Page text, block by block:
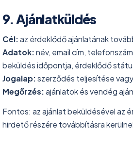
9. Ajánlatküldés
Cél:az érdeklődő ajánlatának
Adatok:név, email cím,
beküldés időpontja, érdeklődő
Jogalap:szerződés teljesítése
Megőrzés:ajánlatok és vendég
Fontos: az ajánlat beküldésével az
hirdető részére továbbításra